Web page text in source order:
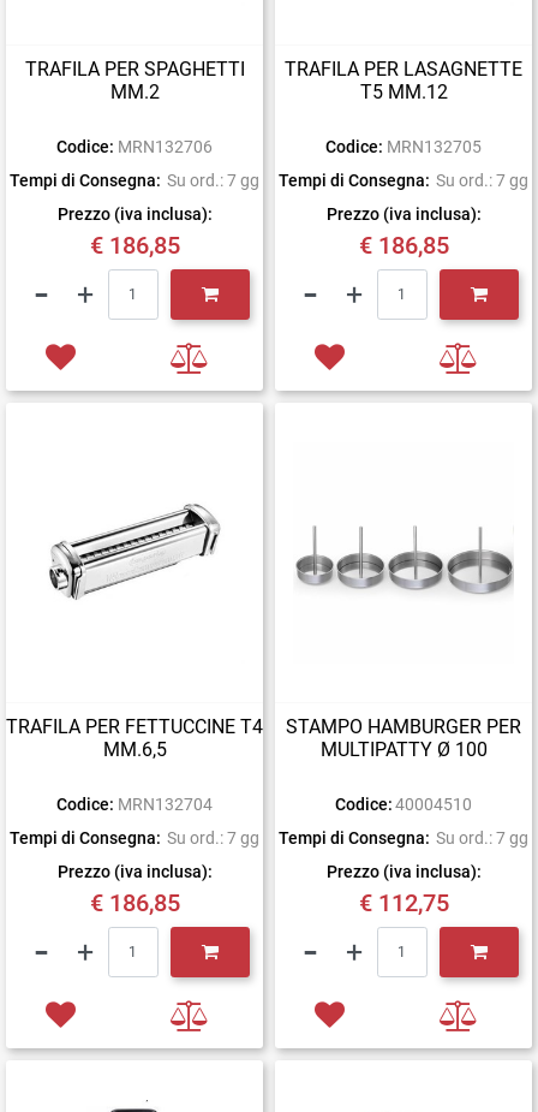
TRAFILA PER SPAGHETTI
MM.2
Codice: MRN132706
Tempi di Consegna: Su ord.: 7 gg
Prezzo (iva inclusa):
€ 186,85
TRAFILA PER LASAGNETTE
T5 MM.12
Codice: MRN132705
Tempi di Consegna: Su ord.: 7 gg
Prezzo (iva inclusa):
€ 186,85
TRAFILA PER FETTUCCINE T4
MM.6,5
Codice: MRN132704
Tempi di Consegna: Su ord.: 7 gg
Prezzo (iva inclusa):
€ 186,85
STAMPO HAMBURGER PER
MULTIPATTY Ø 100
Codice: 40004510
Tempi di Consegna: Su ord.: 7 gg
Prezzo (iva inclusa):
€ 112,75